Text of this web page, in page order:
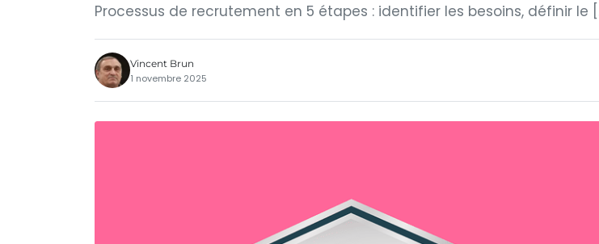
Processus de recrutement en 5 étapes : identifier les besoins, définir le
Vincent Brun
1 novembre 2025